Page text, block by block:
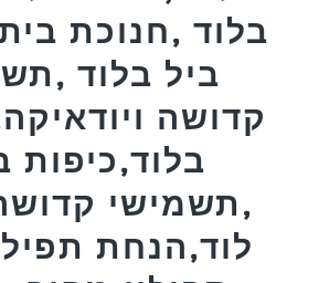
בלוד ,חנוכת
ביל בלוד
קדושה
בלוד,כיפות
,תשמישי
לוד,הנחת